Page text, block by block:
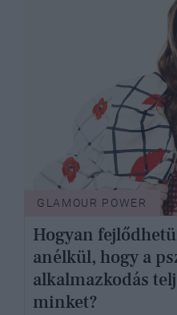
GLAMOUR POWER
Hogyan
anélkül, hogy a
alkalmazkodás
minket?